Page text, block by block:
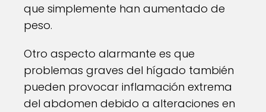
que simplemente han aumentado de
peso.
Otro aspecto alarmante es que
problemas graves del hígado también
pueden provocar inflamación extrema
del abdomen debido a alteraciones en